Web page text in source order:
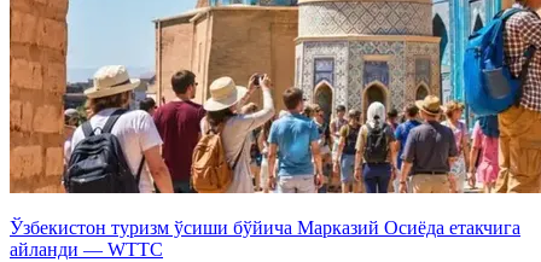
Ўзбекистон туризм ўсиши бўйича Марказий Осиёда етакчига
айланди — WTTC